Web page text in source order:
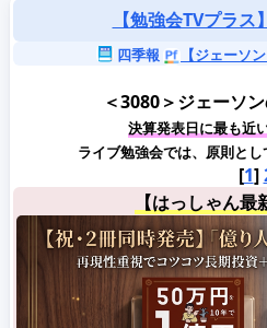
【勉強会TVプラ
四季報 【ジェーソ
＜3080＞ジェーソ
決算発表日に最も近
ライブ勉強会では、原則と
[1]
【はっしゃん最